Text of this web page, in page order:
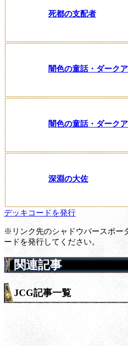
死都の支配者
闇色の童話・ダーク
闇色の童話・ダーク
深淵の大佐
デッキコードを発行
※リンク先のシャドウバースポー
ードを発行してください。
関連記事
JCG記事一覧